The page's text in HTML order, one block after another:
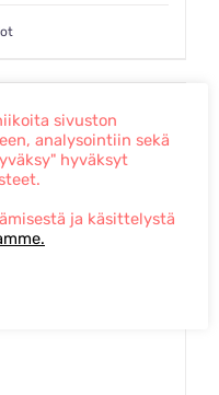
sivuston
analysointiin sekä
hyväksyt
ja käsittelystä